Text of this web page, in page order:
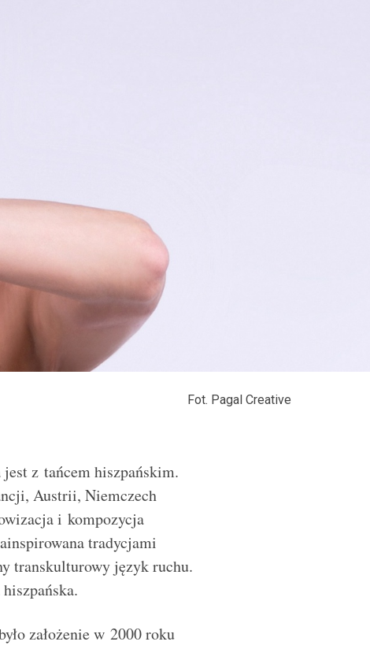
Fot. Pagal Creative
z tańcem hiszpańskim.
Austrii, Niemczech
i kompozycja
tradycjami
transkulturowy język ruchu.
założenie w 2000 roku